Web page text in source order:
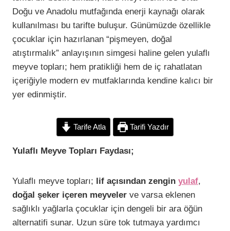
k
s
t
p
k
Doğu ve Anadolu mutfağında enerji kaynağı olarak
kullanılması bu tarifte buluşur. Günümüzde özellikle
çocuklar için hazırlanan “pişmeyen, doğal
atıştırmalık” anlayışının simgesi haline gelen yulaflı
meyve topları; hem pratikliği hem de iç rahatlatan
içeriğiyle modern ev mutfaklarında kendine kalıcı bir
yer edinmiştir.
Tarife Atla Tarifi Yazdır
Yulaflı Meyve Topları Faydası;
Yulaflı meyve topları; lif açısından zengin yulaf,
doğal şeker içeren meyveler ve varsa eklenen
sağlıklı yağlarla çocuklar için dengeli bir ara öğün
alternatifi sunar. Uzun süre tok tutmaya yardımcı